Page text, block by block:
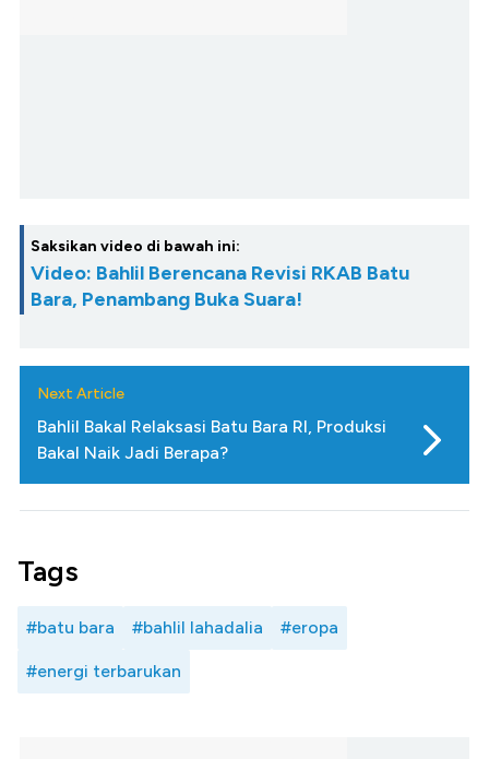
Saksikan video di bawah ini:
Video: Bahlil Berencana Revisi RKAB Batu
Bara, Penambang Buka Suara!
Next Article
Bahlil Bakal Relaksasi Batu Bara RI, Produksi
Bakal Naik Jadi Berapa?
Tags
#batu bara #bahlil lahadalia #eropa
#energi terbarukan